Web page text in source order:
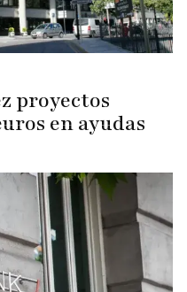
proyectos
en ayudas